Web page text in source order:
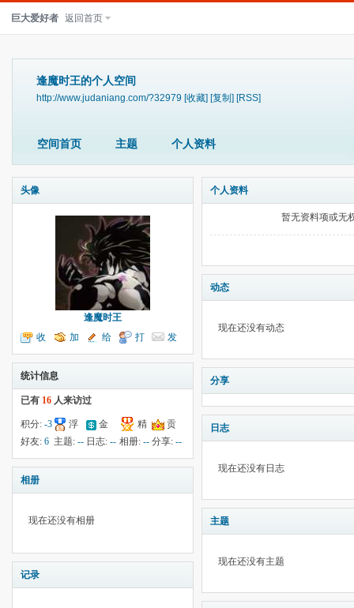
巨大爱好者 返回首页
逢魔时王的个人空间
http://www.judaniang.com/?32979 [收藏] [复制] [RSS]
空间首页 主题 个人资料
头像
逢魔时王
收
听TA
加
为好友
给
我留言
打
个招呼
发
送消息
统计信息
已有 16 人来访过
积分: -3
浮
云:185
金
钱:11
精
华:--
贡
献:--
好友: 6 主题: -- 日志:-- 相册: -- 分享:--
相册
现在还没有相册
记录
个人资料
暂无资料项或无
动态
现在还没有动态
分享
日志
现在还没有日志
主题
现在还没有主题